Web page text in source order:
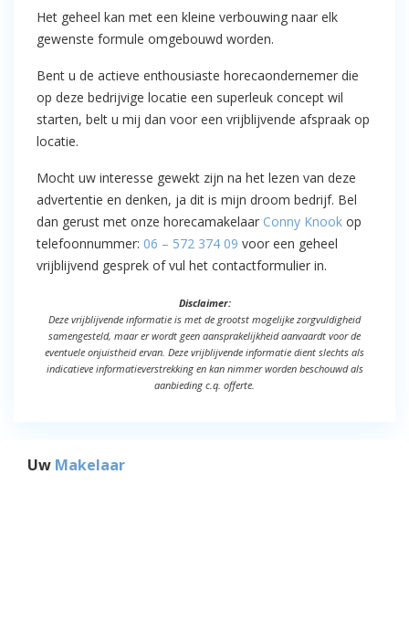
Het geheel kan met een kleine verbouwing naar elk
gewenste formule omgebouwd worden.
Bent u de actieve enthousiaste horecaondernemer die
op deze bedrijvige locatie een superleuk concept wil
starten, belt u mij dan voor een vrijblijvende afspraak op
locatie.
Mocht uw interesse gewekt zijn na het lezen van deze
advertentie en denken, ja dit is mijn droom bedrijf. Bel
dan gerust met onze horecamakelaar Conny Knook op
telefoonnummer: 06 – 572 374 09 voor een geheel
vrijblijvend gesprek of vul het contactformulier in.
Disclaimer:
Deze vrijblijvende informatie is met de grootst mogelijke zorgvuldigheid
samengesteld, maar er wordt geen aansprakelijkheid aanvaardt voor de
eventuele onjuistheid ervan. Deze vrijblijvende informatie dient slechts als
indicatieve informatieverstrekking en kan nimmer worden beschouwd als
aanbieding c.q. offerte.
Uw Makelaar